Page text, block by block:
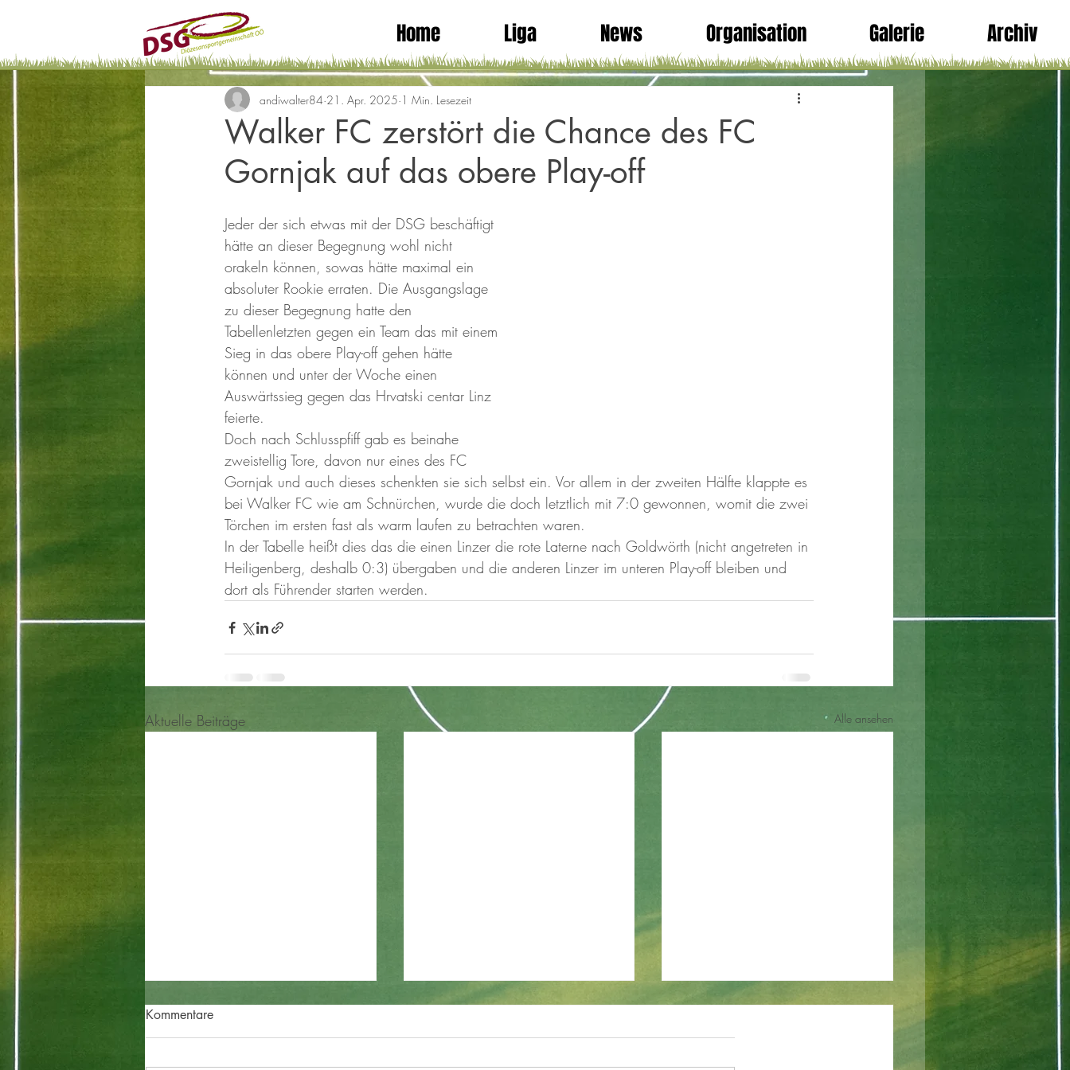
Home Liga News Organisation Galerie Archiv
Walker FC zerstört die Chance des FC
Gornjak auf das obere Play-off
andiwalter84 21. Apr. 2025 1 Min. Lesezeit
Jeder der sich etwas mit der DSG beschäftigt
hätte an dieser Begegnung wohl nicht
orakeln können, sowas hätte maximal ein
absoluter Rookie erraten. Die Ausgangslage
zu dieser Begegnung hatte den
Tabellenletzten gegen ein Team das mit einem
Sieg in das obere Play-off gehen hätte
können und unter der Woche einen
Auswärtssieg gegen das Hrvatski centar Linz
feierte.
Doch nach Schlusspfiff gab es beinahe
zweistellig Tore, davon nur eines des FC
Gornjak und auch dieses schenkten sie sich selbst ein. Vor allem in der zweiten Hälfte klappte es
bei Walker FC wie am Schnürchen, wurde die doch letztlich mit 7:0 gewonnen, womit die zwei
Törchen im ersten fast als warm laufen zu betrachten waren.
In der Tabelle heißt dies das die einen Linzer die rote Laterne nach Goldwörth (nicht angetreten in
Heiligenberg, deshalb 0:3) übergaben und die anderen Linzer im unteren Play-off bleiben und
dort als Führender starten werden.
Aktuelle Beiträge Alle ansehen
Kommentare